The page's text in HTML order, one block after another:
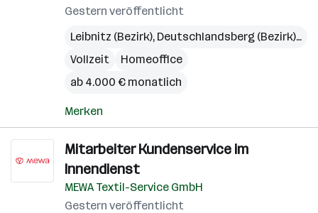
Gestern veröffentlicht
Leibnitz (Bezirk), Deutschlandsberg (Bezirk),
Vollzeit
Homeoffice
ab 4.000 € monatlich
Merken
Mitarbeiter Kundenservice im
Innendienst
MEWA Textil-Service GmbH
Gestern veröffentlicht